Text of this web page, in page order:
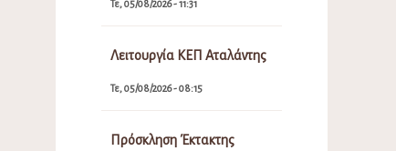
Τε, 05/08/2026 - 11:31
Λειτουργία ΚΕΠ Αταλάντης
Τε, 05/08/2026 - 08:15
Πρόσκληση Έκτακτης